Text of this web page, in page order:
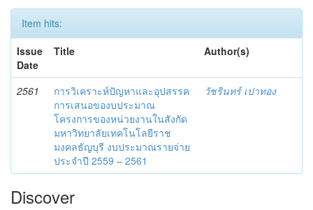
Item hits:
Issue
Date
Title Author(s)
2561
การวิเคราะห์ปัญหาและอุปสรรค
การเสนอของบประมาณ
โครงการของหน่วยงานในสังกัด
มหาวิทยาลัยเทคโนโลยีราช
มงคลธัญบุรี งบประมาณรายจ่าย
ประจำปี 2559 – 2561
วัชรินทร์ เปาทอง
Discover